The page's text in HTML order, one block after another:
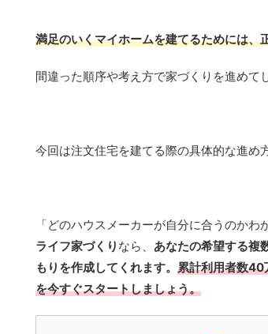
満足のいくマイホームを建てるためには、
間違った順序や考え方で家づくりを進めて
今回は注文住宅を建てる際の具体的な進め
「どのハウスメーカーが自分に合うのか
ライフ家づくり なら、 あなたの希望する複
もりを作成してくれます。 累計利用者数40
を今すぐスタートしましょう。